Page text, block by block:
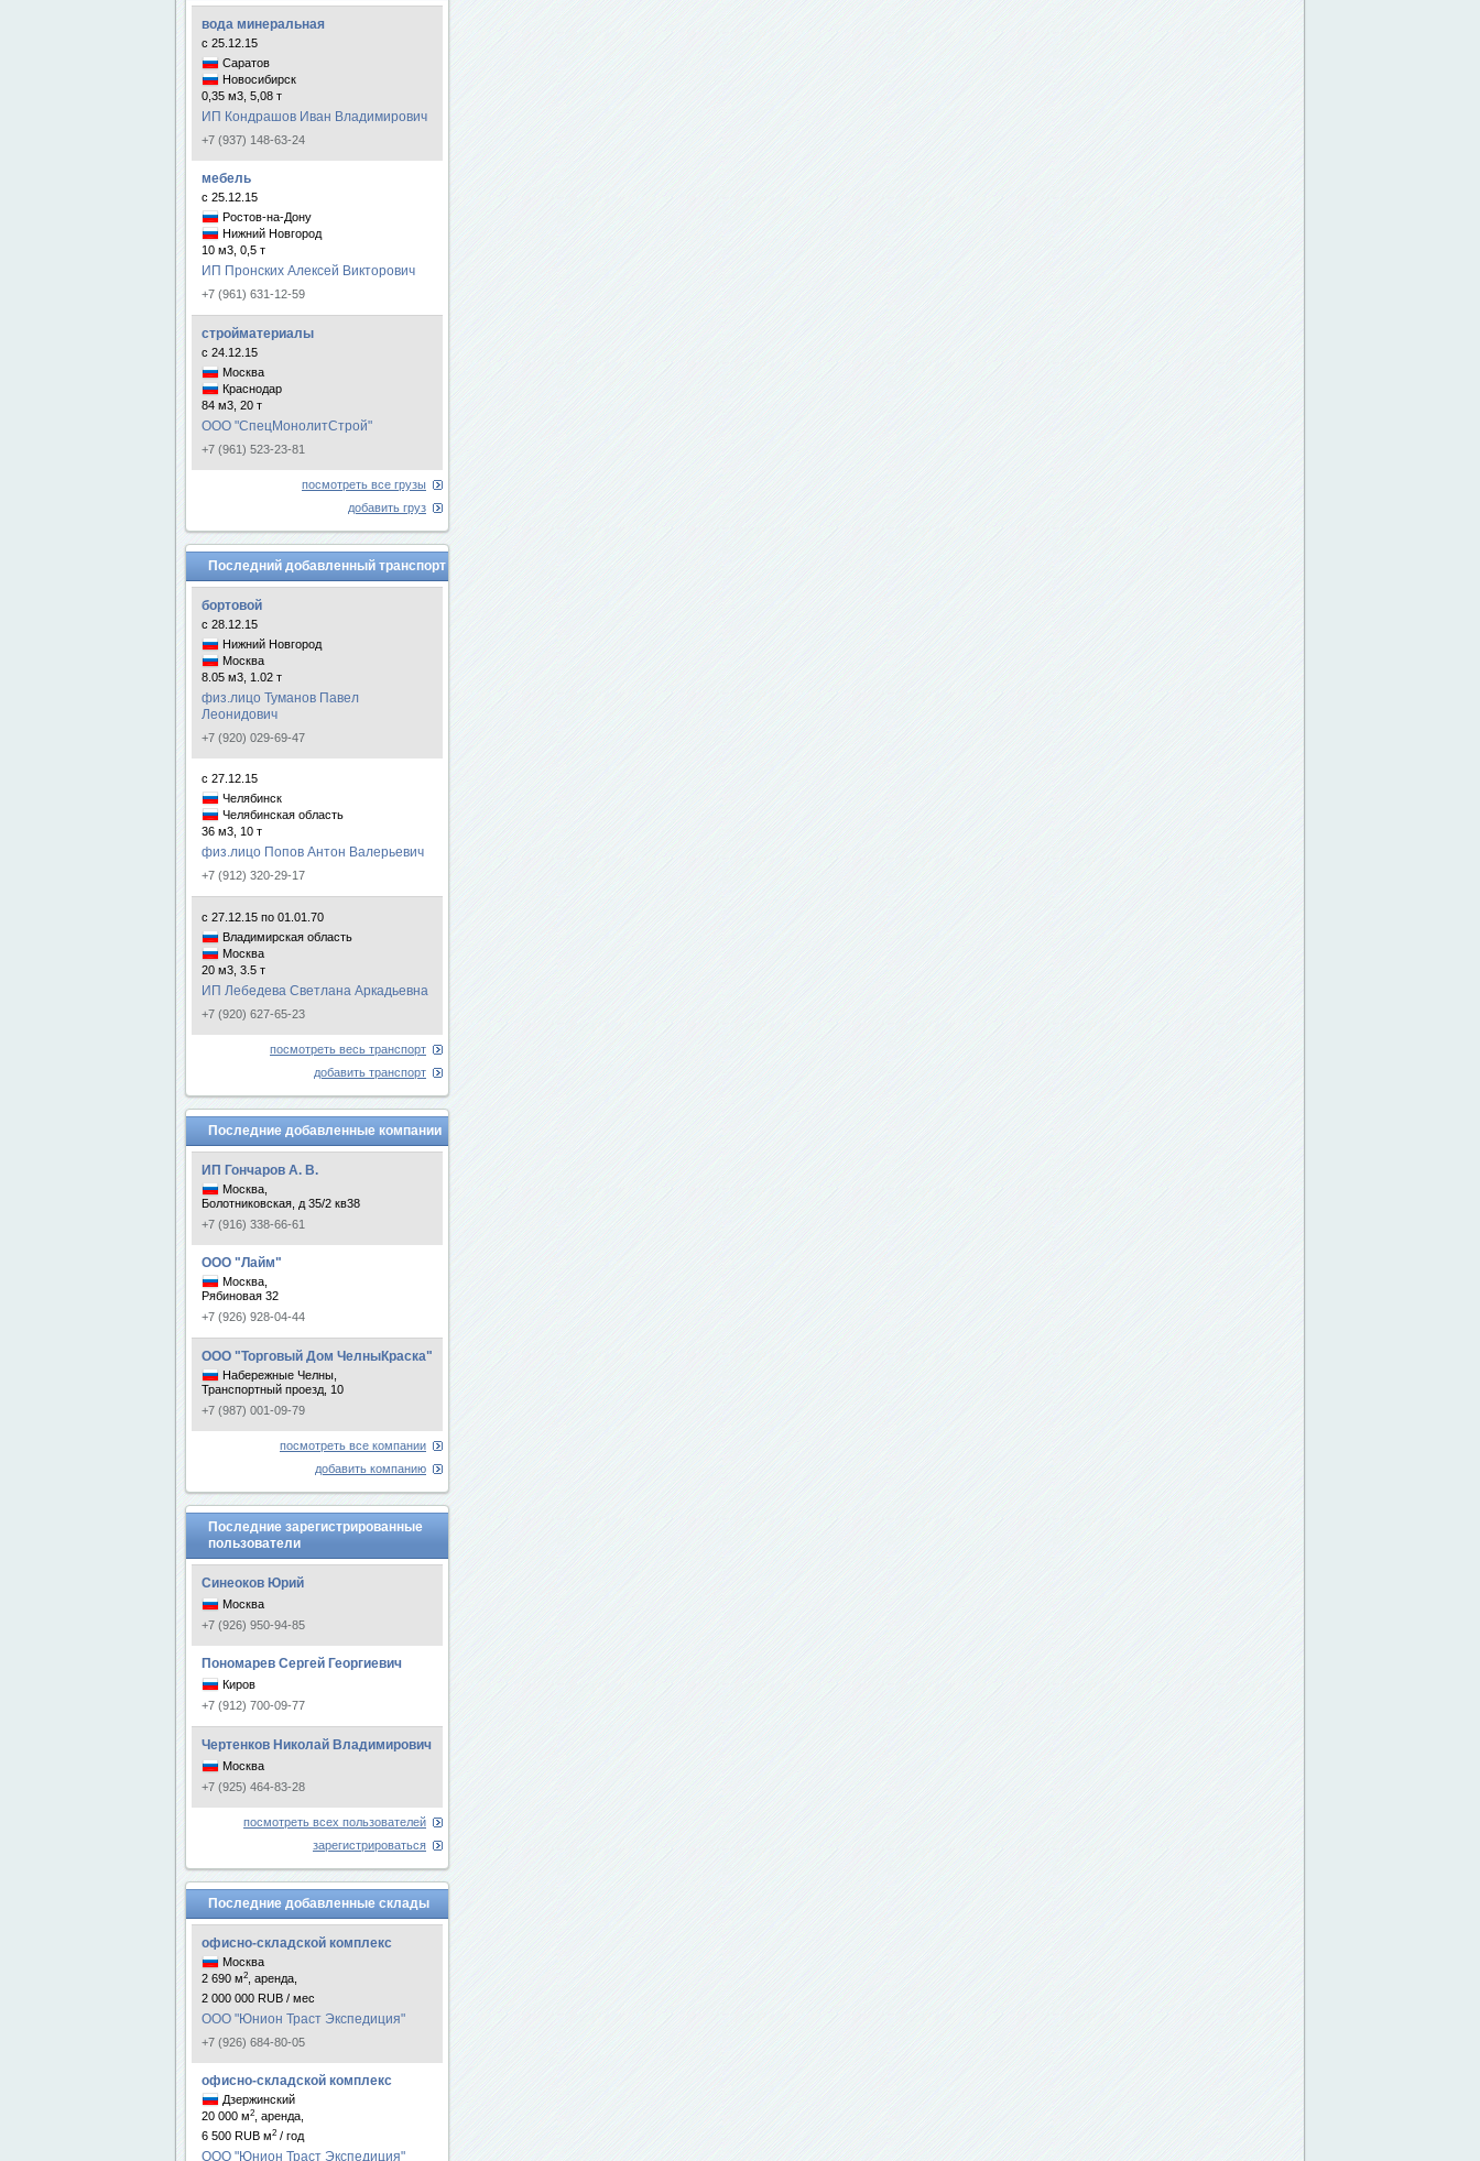
вода минеральная
с 25.12.15
Саратов
Новосибирск
0,35 м3, 5,08 т
ИП Кондрашов Иван Владимирович
+7 (937) 148-63-24
мебель
с 25.12.15
Ростов-на-Дону
Нижний Новгород
10 м3, 0,5 т
ИП Пронских Алексей Викторович
+7 (961) 631-12-59
стройматериалы
с 24.12.15
Москва
Краснодар
84 м3, 20 т
ООО "СпецМонолитСтрой"
+7 (961) 523-23-81
посмотреть все грузы
добавить груз
Последний добавленный транспорт
бортовой
с 28.12.15
Нижний Новгород
Москва
8.05 м3, 1.02 т
физ.лицо Туманов Павел
Леонидович
+7 (920) 029-69-47
с 27.12.15
Челябинск
Челябинская область
36 м3, 10 т
физ.лицо Попов Антон Валерьевич
+7 (912) 320-29-17
с 27.12.15 по 01.01.70
Владимирская область
Москва
20 м3, 3.5 т
ИП Лебедева Светлана Аркадьевна
+7 (920) 627-65-23
посмотреть весь транспорт
добавить транспорт
Последние добавленные компании
ИП Гончаров А. В.
Москва,
Болотниковская, д 35/2 кв38
+7 (916) 338-66-61
ООО "Лайм"
Москва,
Рябиновая 32
+7 (926) 928-04-44
ООО "Торговый Дом ЧелныКраска"
Набережные Челны,
Транспортный проезд, 10
+7 (987) 001-09-79
посмотреть все компании
добавить компанию
Последние зарегистрированные
пользователи
Синеоков Юрий
Москва
+7 (926) 950-94-85
Пономарев Сергей Георгиевич
Киров
+7 (912) 700-09-77
Чертенков Николай Владимирович
Москва
+7 (925) 464-83-28
посмотреть всех пользователей
зарегистрироваться
Последние добавленные склады
офисно-складской комплекс
Москва
2 690 м2
, аренда,
2 000 000 RUB / мес
ООО "Юнион Траст Экспедиция"
+7 (926) 684-80-05
офисно-складской комплекс
Дзержинский
20 000 м2
, аренда,
6 500 RUB м2 / год
ООО "Юнион Траст Экспедиция"